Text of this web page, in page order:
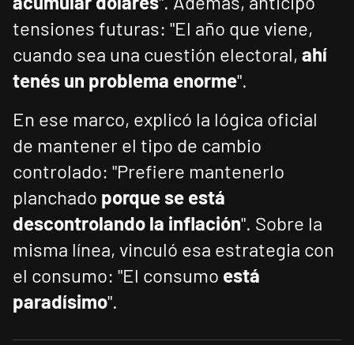
tensiones futuras: "El año que viene,
cuando sea una cuestión electoral, ahí
tenés un problema enorme".
En ese marco, explicó la lógica oficial
de mantener el tipo de cambio
controlado: "Prefiere mantenerlo
planchado porque se está
descontrolando la inflación". Sobre la
misma línea, vinculó esa estrategia con
el consumo: "El consumo está
paradísimo".